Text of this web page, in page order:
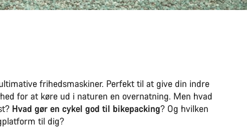
frihedsmaskiner. Perfekt til at give din indre
for at køre ud i naturen en overnatning. Men hvad
Hvad gør en cykel god til bikepacking? Og hvilken
til dig?